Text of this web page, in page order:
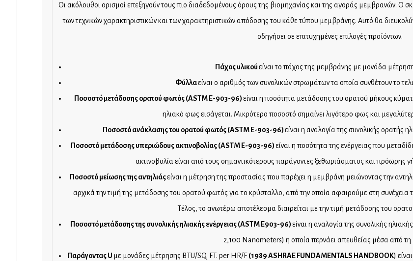
Οι ακόλουθοι ορισμοί επεξηγούν τους πιο διαδεδομένους όρους της βιομηχανίας και της αγοράς μεμβρανών. Ο
των τεχνικών χαρακτηριστικών και των χαρακτηριστικών απόδοσης του κάθε τύπου μεμβράνης. Αυτό θα
οδηγήσει σε επιτυχημένες επιλογές προϊόντων.
Πάχος υλικούείναι το πάχος της μεμβράνης με μονάδα
Φύλλαείναι ο αριθμός των συνολικών στρωμάτων τα οποία συνθέτουν το
Ποσοστό μετάδοσης ορατού φωτός (ASTM E-903-96)είναι η ποσότητα μετάδοσης του ορατού μήκους
ηλιακό φως εισάγεται. Μικρότερο ποσοστό σημαίνει λιγότερο φως και
Ποσοστό ανάκλασης του ορατού φωτός (ASTM E-903-96)είναι η αναλογία της συνολικής ορατής
Ποσοστό μετάδοσης υπεριώδους ακτινοβολίας (ASTM E-903-96)είναι η ποσότητα της ενέργειας που
ακτινοβολία είναι από τους σημαντικότερους παράγοντες ξεθωριάσματος και πρόωρης
Ποσοστό μείωσης της αντηλιάςείναι η μέτρηση της προστασίας που παρέχει η μεμβράνη μειώνοντας την
αρχικά την τιμή της μετάδοσης του ορατού φωτός για το κρύσταλλο, από την οποία αφαιρούμε στη
Τέλος, το ανωτέρω αποτέλεσμα διαιρείται με την τιμή μετάδοσης του
Ποσοστό μετάδοσης της συνολικής ηλιακής ενέργειας (ASTM E903-96)είναι η αναλογία της συνολικής
2,100 Nanometers) η οποία περνάει απευθείας μέσα από
ΠαράγονταςU με μονάδες μέτρησης BTU/SQ. FT. per HR/F(1989ASHRAE FUNDAMENTALS HANDBOOK)